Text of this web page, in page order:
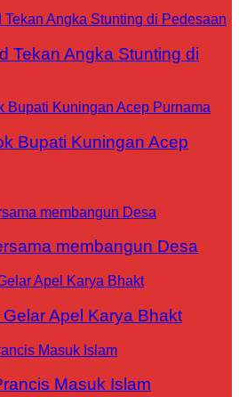
Tekan Angka Stunting di
Bupati Kuningan Acep
membangun Desa
Apel Karya Bhakt
Masuk Islam